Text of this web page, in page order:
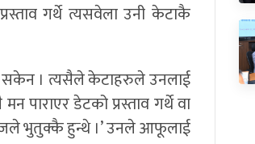
गर्थे त्यसवेला उनी केटाकै
सकेन । त्यसैले केटाहरुले उनलाई
पाराएर डेटको प्रस्ताव गर्थे वा
भुतुक्कै हुन्थे ।’ उनले आफूलाई